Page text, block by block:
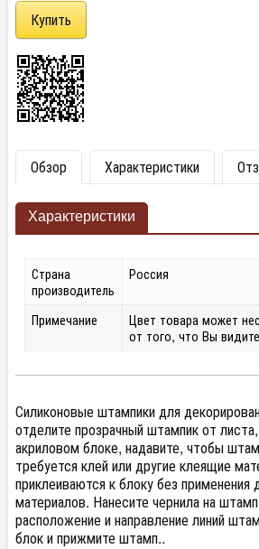
Обзор Характеристики
Характеристики
Страна
производитель
Россия
Примечание
Цвет товара может
от того, что Вы
Силиконовые штампики для
отделите прозрачный штампик от
акриловом блоке, надавите, чтобы
требуется клей или другие клеящие
приклеиваются к блоку без применения
материалов. Нанесите чернила на
расположение и направление линий
блок и прижмите штамп..